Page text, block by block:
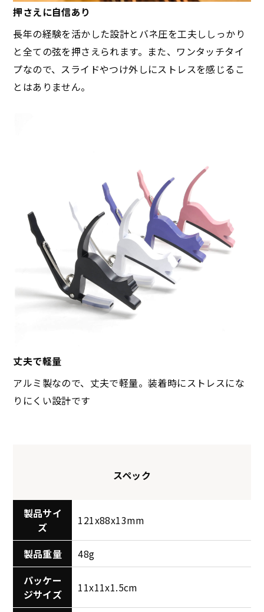
押さえに自信あり
長年の経験を活かした設計とバネ圧を工夫ししっかり
と全ての弦を押さえられます。また、ワンタッチタイ
プなので、スライドやつけ外しにストレスを感じるこ
とはありません。
丈夫で軽量
アルミ製なので、丈夫で軽量。装着時にストレスにな
りにくい設計です
スペック
製品サイ
ズ
121x88x13mm
製品重量
48g
パッケー
ジサイズ
11x11x1.5cm